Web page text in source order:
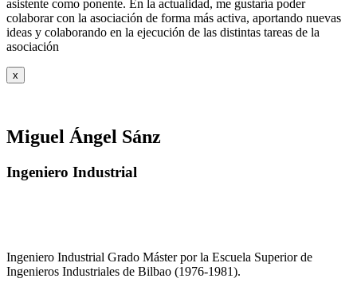
asistente como ponente. En la actualidad, me gustaría poder
colaborar con la asociación de forma más activa, aportando nuevas
ideas y colaborando en la ejecución de las distintas tareas de la
asociación
x
Miguel Ángel Sánz
Ingeniero Industrial
Ingeniero Industrial Grado Máster por la Escuela Superior de
Ingenieros Industriales de Bilbao (1976-1981).